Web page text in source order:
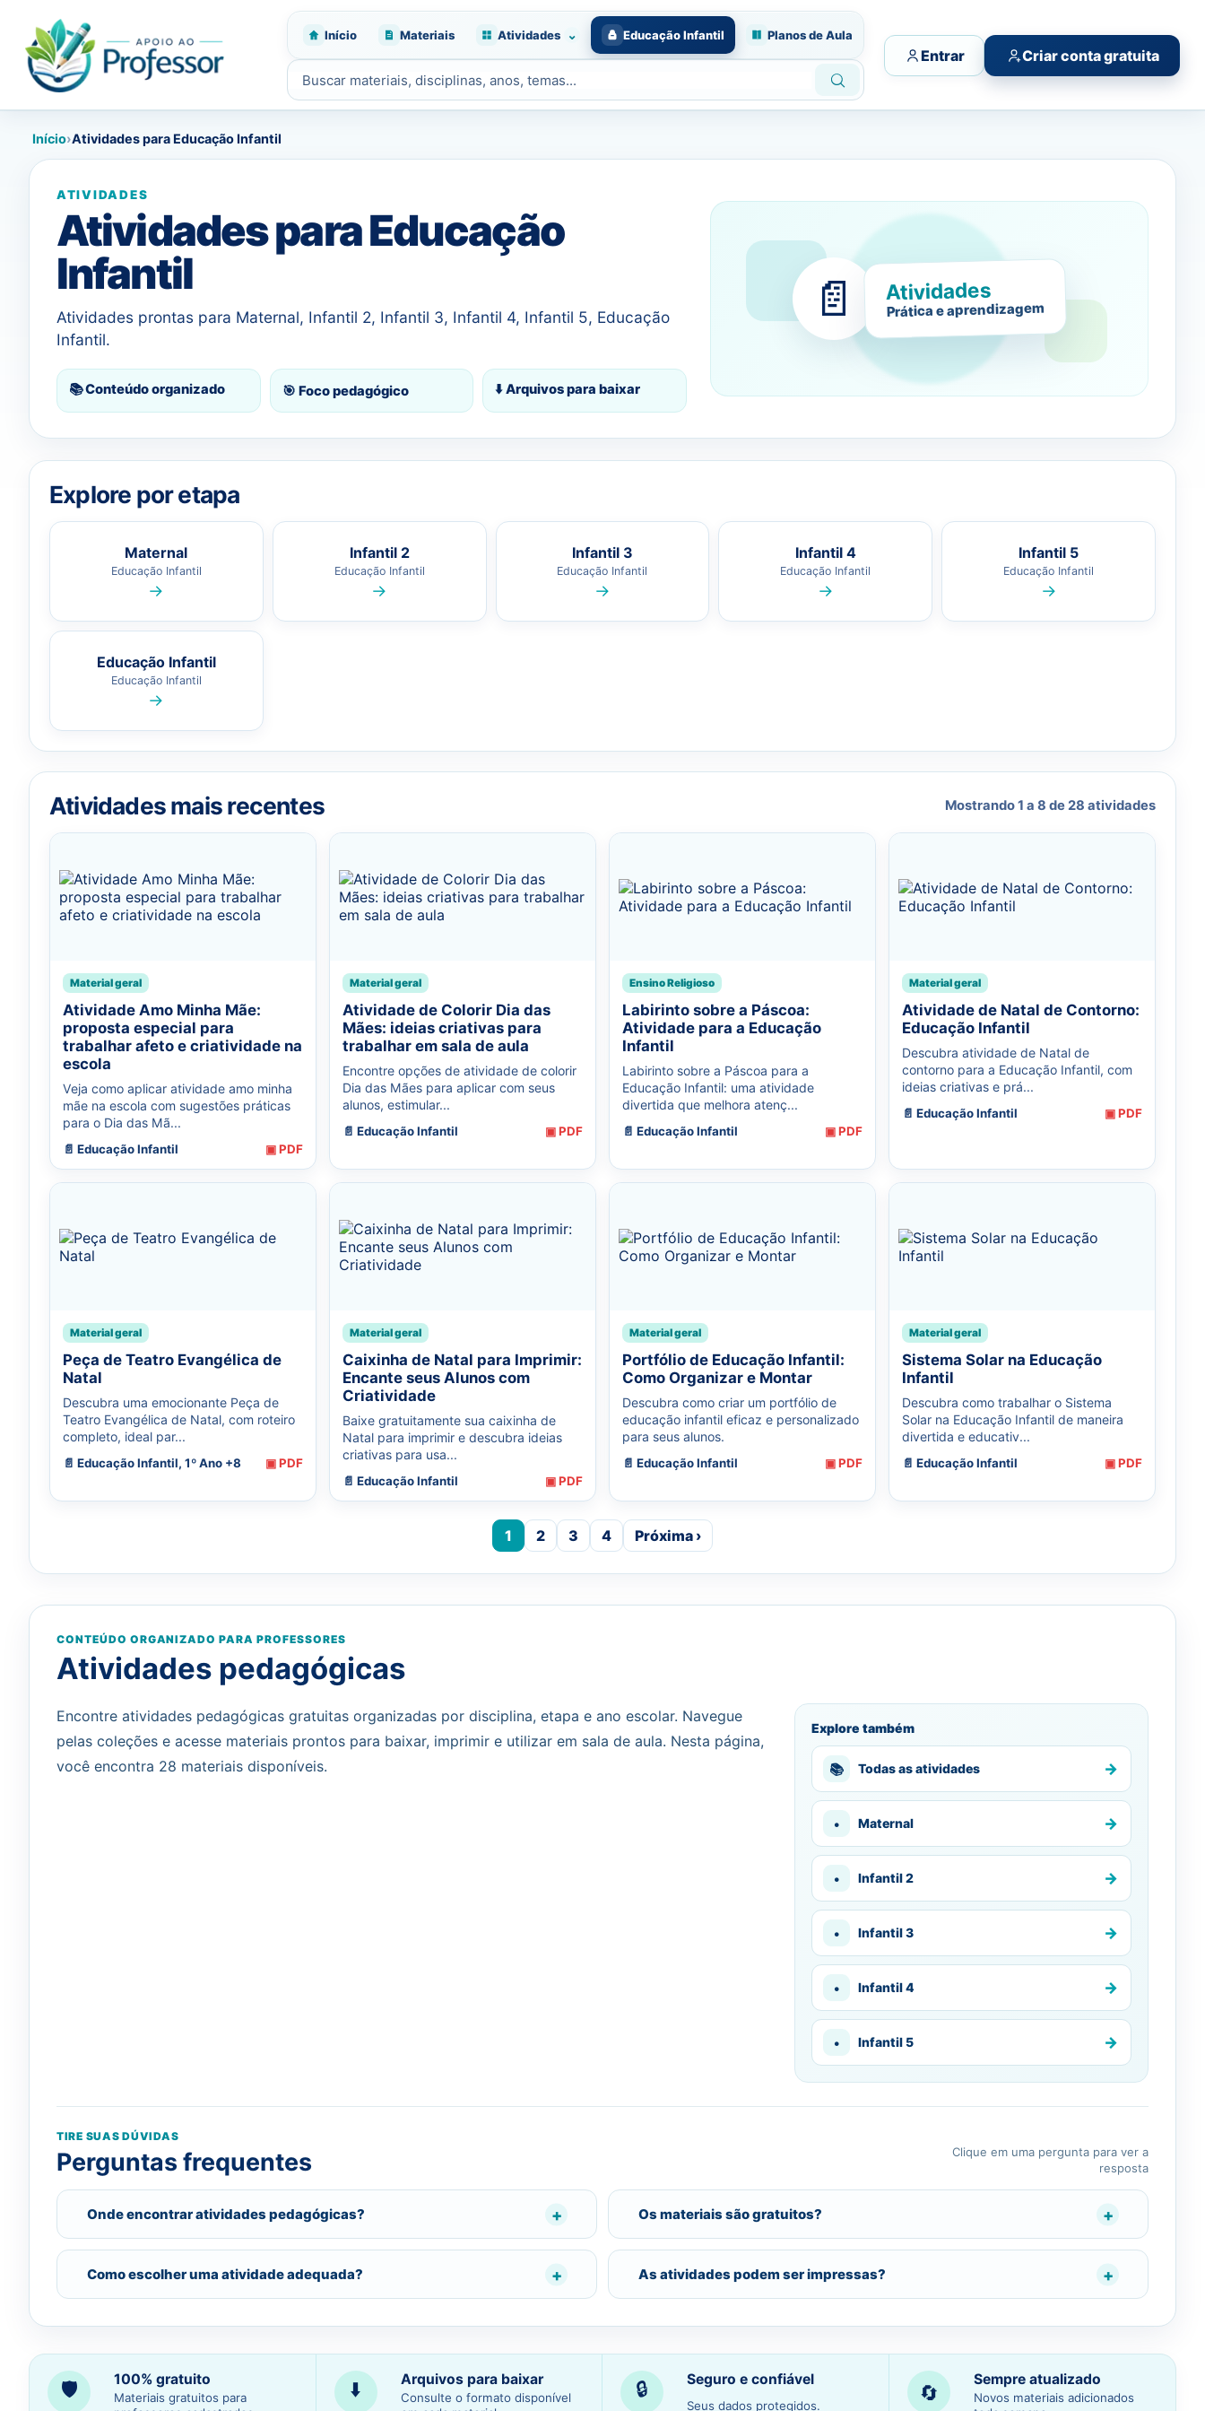
Início Materiais Atividades ⌄ Educação Infantil Planos de Aula
Buscar materiais
Entrar Criar conta gratuita
Início›Atividades para Educação Infantil
ATIVIDADES
Atividades para Educação
Infantil
Atividades prontas para Maternal, Infantil 2, Infantil 3, Infantil 4, Infantil 5, Educação
Infantil.
📚 Conteúdo organizado 🎯 Foco pedagógico ⬇️ Arquivos para baixar
📄 Atividades
Prática e aprendizagem
Explore por etapa
Maternal
Educação Infantil
→
Infantil 2
Educação Infantil
→
Infantil 3
Educação Infantil
→
Infantil 4
Educação Infantil
→
Infantil 5
Educação Infantil
→
Educação Infantil
Educação Infantil
→
Atividades mais recentes Mostrando 1 a 8 de 28 atividades
Material geral
Atividade Amo Minha Mãe:
proposta especial para
trabalhar afeto e criatividade na
escola
Veja como aplicar atividade amo minha
mãe na escola com sugestões práticas
para o Dia das Mã...
📄 Educação Infantil ▣ PDF
Material geral
Atividade de Colorir Dia das
Mães: ideias criativas para
trabalhar em sala de aula
Encontre opções de atividade de colorir
Dia das Mães para aplicar com seus
alunos, estimular...
📄 Educação Infantil ▣ PDF
Ensino Religioso
Labirinto sobre a Páscoa:
Atividade para a Educação
Infantil
Labirinto sobre a Páscoa para a
Educação Infantil: uma atividade
divertida que melhora atenç...
📄 Educação Infantil ▣ PDF
Material geral
Atividade de Natal de Contorno:
Educação Infantil
Descubra atividade de Natal de
contorno para a Educação Infantil, com
ideias criativas e prá...
📄 Educação Infantil ▣ PDF
Material geral
Peça de Teatro Evangélica de
Natal
Descubra uma emocionante Peça de
Teatro Evangélica de Natal, com roteiro
completo, ideal par...
📄 Educação Infantil, 1º Ano +8 ▣ PDF
Material geral
Caixinha de Natal para Imprimir:
Encante seus Alunos com
Criatividade
Baixe gratuitamente sua caixinha de
Natal para imprimir e descubra ideias
criativas para usa...
📄 Educação Infantil ▣ PDF
Material geral
Portfólio de Educação Infantil:
Como Organizar e Montar
Descubra como criar um portfólio de
educação infantil eficaz e personalizado
para seus alunos.
📄 Educação Infantil ▣ PDF
Material geral
Sistema Solar na Educação
Infantil
Descubra como trabalhar o Sistema
Solar na Educação Infantil de maneira
divertida e educativ...
📄 Educação Infantil ▣ PDF
1 2 3 4 Próxima ›
CONTEÚDO ORGANIZADO PARA PROFESSORES
Atividades pedagógicas
Encontre atividades pedagógicas gratuitas organizadas por disciplina, etapa e ano escolar. Navegue
pelas coleções e acesse materiais prontos para baixar, imprimir e utilizar em sala de aula. Nesta página,
você encontra 28 materiais disponíveis.
Explore também
📚 Todas as atividades →
• Maternal →
• Infantil 2 →
• Infantil 3 →
• Infantil 4 →
• Infantil 5 →
TIRE SUAS DÚVIDAS
Perguntas frequentes
Clique em uma pergunta para ver a
resposta
Onde encontrar atividades pedagógicas? Os materiais são gratuitos?
Como escolher uma atividade adequada? As atividades podem ser impressas?
🛡️ 100% gratuito
Materiais gratuitos para
⬇️ Arquivos para baixar
Consulte o formato disponível
🔒 Seguro e confiável
Seus dados protegidos.
🔄
Sempre atualizado
Novos materiais adicionados